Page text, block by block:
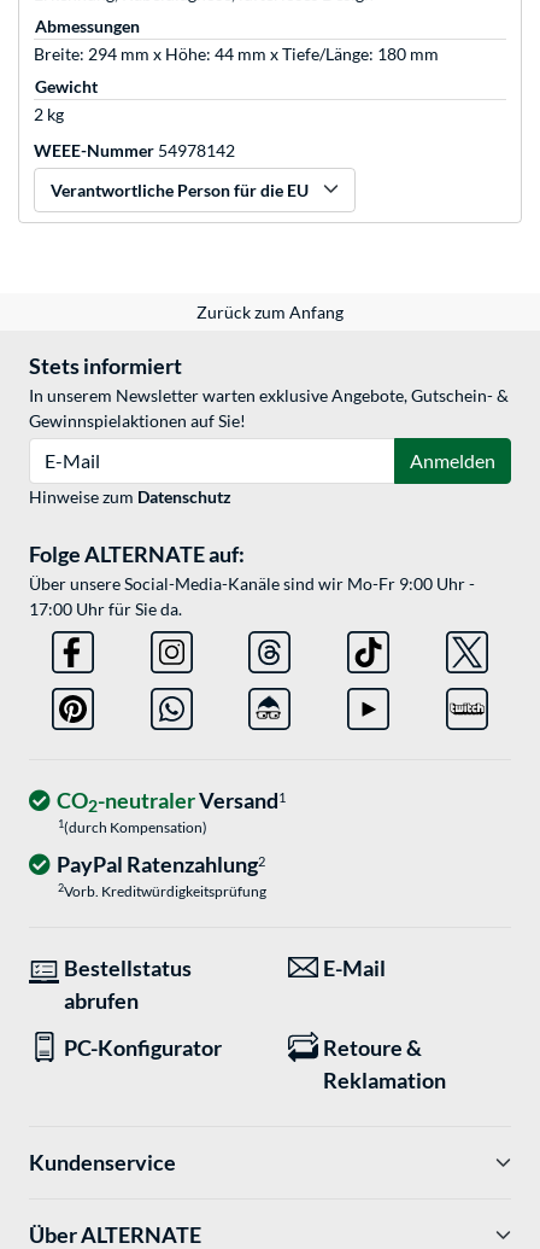
Abmessungen
Breite: 294 mm x Höhe: 44 mm x Tiefe/Länge: 180 mm
Gewicht
2 kg
WEEE-Nummer 54978142
Verantwortliche Person für die EU
Zurück zum Anfang
Stets informiert
In unserem Newsletter warten exklusive Angebote, Gutschein- &
Gewinnspielaktionen auf Sie!
Anmelden
Hinweise zum Datenschutz
Folge ALTERNATE auf:
Über unsere Social-Media-Kanäle sind wir Mo-Fr 9:00 Uhr -
17:00 Uhr für Sie da.
CO2-neutralerVersand1
1(durch Kompensation)
PayPal Ratenzahlung2
2Vorb. Kreditwürdigkeitsprüfung
Bestellstatus
abrufen
E-Mail
PC-Konfigurator
Retoure &
Reklamation
Kundenservice
Über ALTERNATE